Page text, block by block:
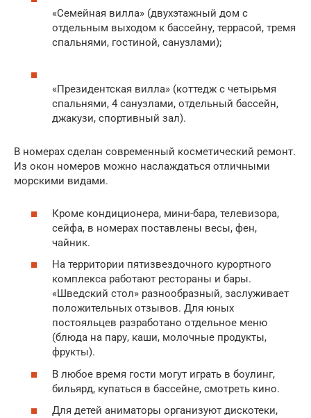
«Семейная вилла» (двухэтажный дом с
отдельным выходом к бассейну, террасой, тремя
спальнями, гостиной, санузлами);
«Президентская вилла» (коттедж с четырьмя
спальнями, 4 санузлами, отдельный бассейн,
джакузи, спортивный зал).
В номерах сделан современный косметический ремонт.
Из окон номеров можно наслаждаться отличными
морскими видами.
Кроме кондиционера, мини-бара, телевизора,
сейфа, в номерах поставлены весы, фен,
чайник.
На территории пятизвездочного курортного
комплекса работают рестораны и бары.
«Шведский стол» разнообразный, заслуживает
положительных отзывов. Для юных
постояльцев разработано отдельное меню
(блюда на пару, каши, молочные продукты,
фрукты).
В любое время гости могут играть в боулинг,
бильярд, купаться в бассейне, смотреть кино.
Для детей аниматоры организуют дискотеки,